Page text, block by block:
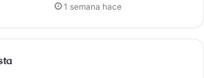
1 semana hace